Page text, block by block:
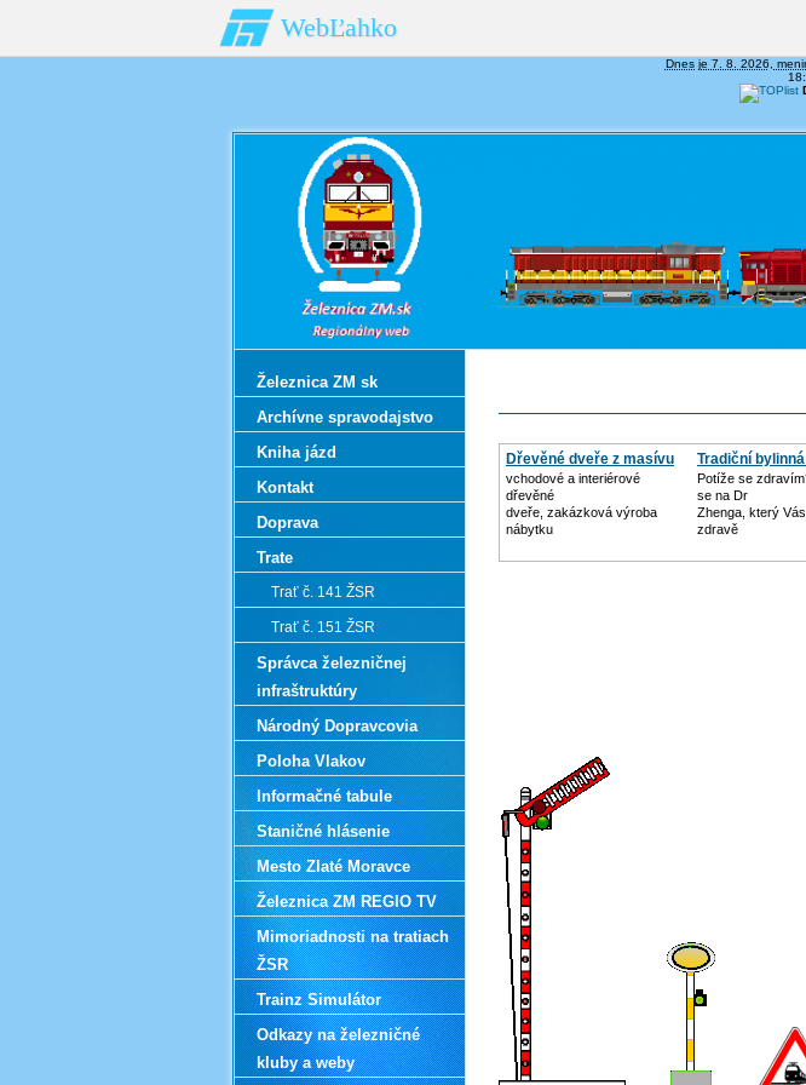
Dnes je 7. 8. 2026,
WebĽahko
Dřevěné dveře z masívu
vchodové a interiérové
dřevěné
dveře, zakázková výroba
nábytku
Tradiční
Potíže se
se na Dr
Zhenga, který
zdravě
Železnica ZM sk
Archívne spravodajstvo
Kniha jázd
Kontakt
Doprava
Trate
Trať č. 141 ŽSR
Trať č. 151 ŽSR
Správca železničnej
infraštruktúry
Národný Dopravcovia
Poloha Vlakov
Informačné tabule
Staničné hlásenie
Mesto Zlaté Moravce
Železnica ZM REGIO TV
Mimoriadnosti na tratiach
ŽSR
Trainz Simulátor
Odkazy na železničné
kluby a weby